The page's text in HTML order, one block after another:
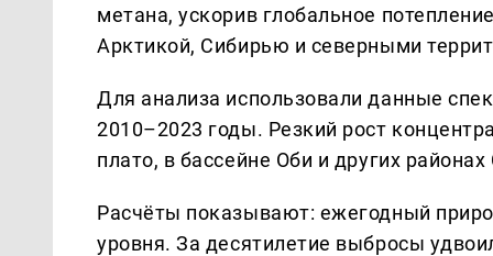
метана, ускорив глобальное
Арктикой, Сибирью и северными
Для анализа использовали данные
2010–2023 годы. Резкий рост
плато, в бассейне Оби и других
Расчёты показывают: ежегодный
уровня. За десятилетие выбросы